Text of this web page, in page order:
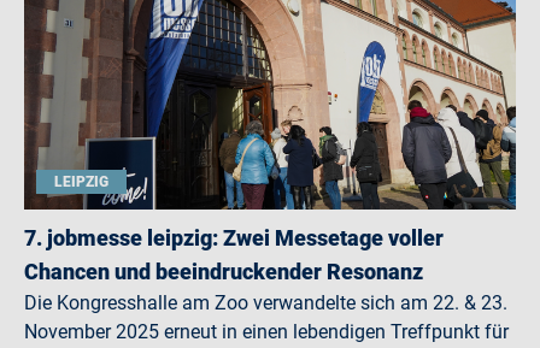
LEIPZIG
7. jobmesse leipzig: Zwei Messetage voller
Chancen und beeindruckender Resonanz
Die Kongresshalle am Zoo verwandelte sich am 22. & 23.
November 2025 erneut in einen lebendigen Treffpunkt für